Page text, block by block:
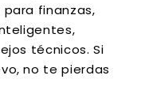
finanzas,
técnicos. Si
no te pierdas